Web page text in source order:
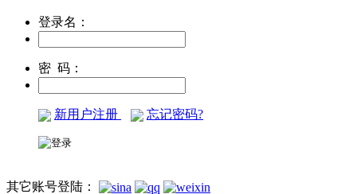
登录名：
密 码：
新用户注册 忘记密码?
其它账号登陆：